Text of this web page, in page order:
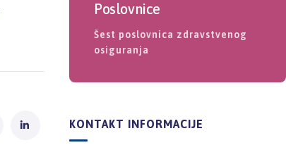
Poslovnice
Šest poslovnica zdravstvenog
osiguranja
KONTAKT INFORMACIJE